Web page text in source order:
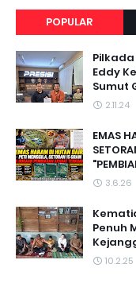
POPULAR
Eddy
Sumut
2.11.24
EMAS
3.6.26
Penuh
10.2.25